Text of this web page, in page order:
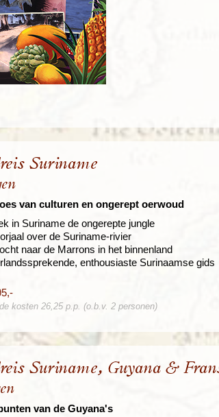
Suriname
van culturen en ongerept oerwoud
in Suriname de ongerepte jungle
over de Suriname-rivier
naar de Marrons in het binnenland
enthousiaste Surinaamse gids
kosten 26,25 p.p. (o.b.v. 2 personen)
Suriname, Guyana &
van de Guyana's